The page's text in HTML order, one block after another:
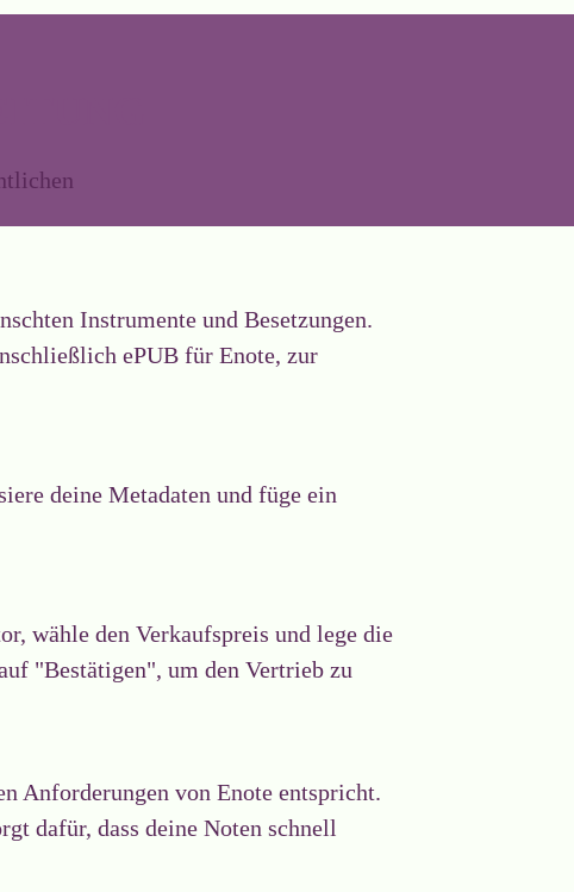
Instrumente und Besetzungen.
ePUB für Enote, zur
deine Metadaten und füge ein
wähle den Verkaufspreis und lege die
"Bestätigen", um den Vertrieb zu
Anforderungen von Enote entspricht.
dafür, dass deine Noten schnell